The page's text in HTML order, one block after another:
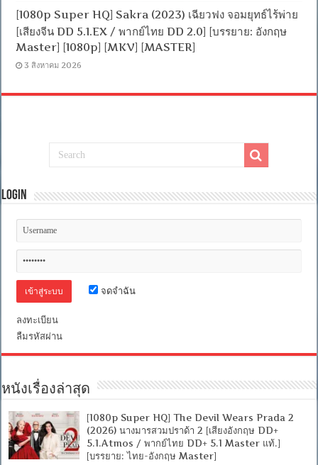
[1080p Super HQ] Sakra (2023) เฉียวฟง จอมยุทธ์ไร้พ่าย
[เสียงจีน DD 5.1.EX / พากย์ไทย DD 2.0] [บรรยาย: อังกฤษ
Master] [1080p] [MKV] [MASTER]
3 สิงหาคม 2026
Login
จดจำฉัน
ลงทะเบียน
ลืมรหัสผ่าน
หนังเรื่องล่าสุด
[1080p Super HQ] The Devil Wears Prada 2
(2026) นางมารสวมปราด้า 2 [เสียงอังกฤษ DD+
5.1.Atmos / พากย์ไทย DD+ 5.1 Master แท้.]
[บรรยาย: ไทย-อังกฤษ Master]